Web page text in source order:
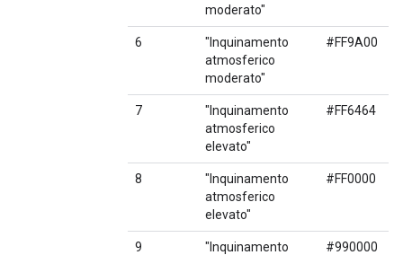
moderato"
6
"Inquinamento
atmosferico
moderato"
#FF9A00
7
"Inquinamento
atmosferico
elevato"
#FF6464
8
"Inquinamento
atmosferico
elevato"
#FF0000
9
"Inquinamento
#990000